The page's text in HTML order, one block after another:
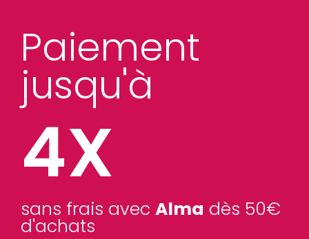
Paiement
jusqu'à
4X
sans frais avec Alma dès 50€
d'achats